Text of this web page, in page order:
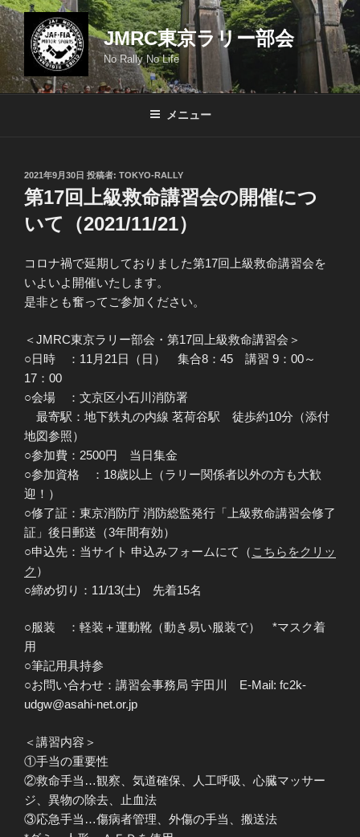
コ
ン
テ
ン
ツ
JMRC東京ラリー部会
No Rally No Life
メニュー
投
稿
日:
2021年9月30日 投稿者: TOKYO-RALLY
第17回上級救命講習会の開催につ
いて（2021/11/21）
コロナ禍で延期しておりました第17回上級救命講習会を
いよいよ開催いたします。
是非とも奮ってご参加ください。
＜JMRC東京ラリー部会・第17回上級救命講習会＞
○日時 ：11月21日（日） 集合8：45 講習 9：00～
17：00
○会場 ：文京区小石川消防署
最寄駅：地下鉄丸の内線 茗荷谷駅 徒歩約10分（添付
地図参照）
○参加費：2500円 当日集金
○参加資格 ：18歳以上（ラリー関係者以外の方も大歓
迎！）
○修了証：東京消防庁 消防総監発行「上級救命講習会修了
証」後日郵送（3年間有効）
○申込先：当サイト 申込みフォームにて（ こちらをクリッ
ク ）
○締め切り：11/13(土) 先着15名
○服装 ：軽装＋運動靴（動き易い服装で） *マスク着
用
○筆記用具持参
○お問い合わせ：講習会事務局 宇田川 E-Mail: fc2k-
udgw@asahi-net.or.jp
＜講習内容＞
①手当の重要性
②救命手当…観察、気道確保、人工呼吸、心臓マッサー
ジ、異物の除去、止血法
③応急手当…傷病者管理、外傷の手当、搬送法